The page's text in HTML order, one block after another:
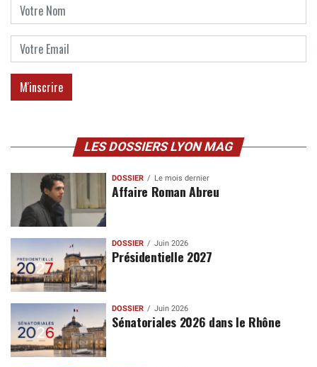
LES DOSSIERS LYON MAG
DOSSIER Le mois dernier
Affaire Roman Abreu
DOSSIER Juin 2026
Présidentielle 2027
DOSSIER Juin 2026
Sénatoriales 2026 dans le Rhône